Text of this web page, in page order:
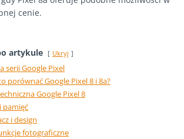
cenie.
artykule Ukryj
serii Google Pixel
porównać Google Pixel 8 i 8a?
Google Pixel 8
pamięć
i design
fotograficzne